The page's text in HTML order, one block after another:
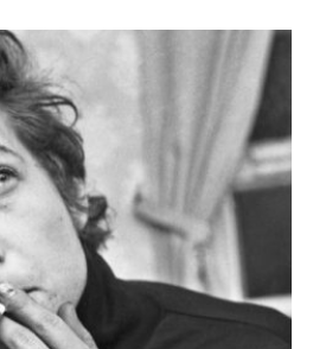
一块“滚石”那样活着